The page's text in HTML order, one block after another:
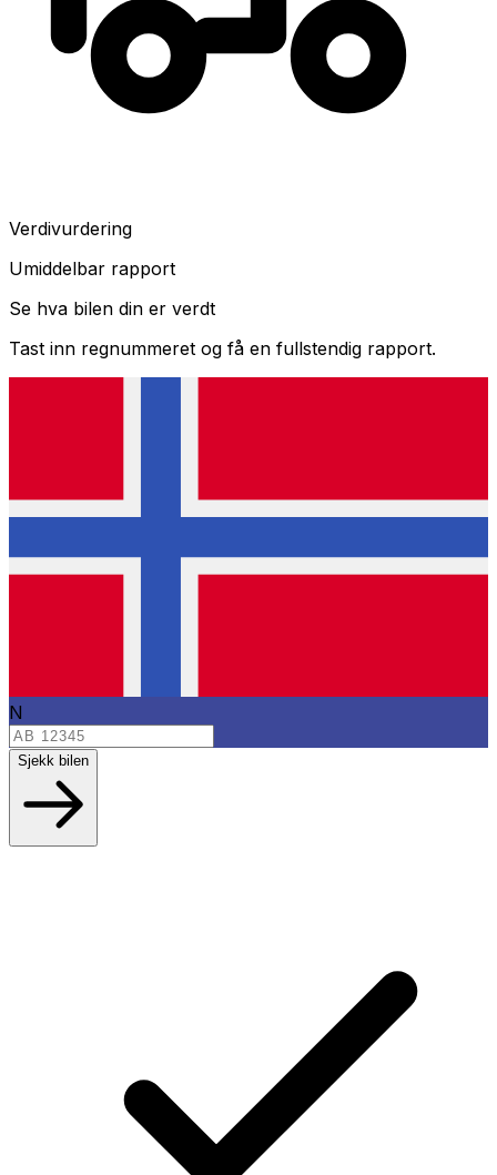
Verdivurdering
Umiddelbar rapport
Se hva bilen din er verdt
Tast inn regnummeret og få en fullstendig rapport.
N
Sjekk bilen